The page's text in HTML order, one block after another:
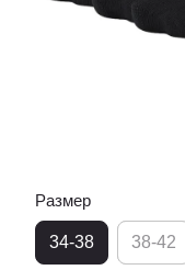
Размер
34-38 38-42